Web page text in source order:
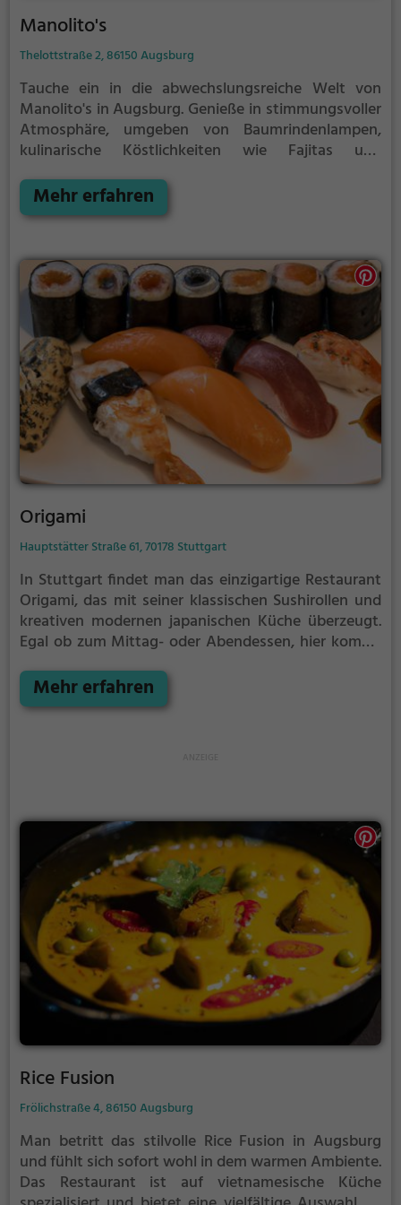
Manolito's
Thelottstraße 2, 86150 Augsburg
Tauche ein in die abwechslungsreiche Welt von
Manolito's in Augsburg. Genieße in stimmungsvoller
Atmosphäre, umgeben von Baumrindenlampen,
kulinarische Köstlichkeiten wie Fajitas und
regionale Spezialitäten und erfrischende Cocktails
serviert. Hier findest du eine breite Palette von
mexikanischen, lateinamerikanischen, tex-mex und
amerikanischen Gerichten. Lass dich von den
freundlichen Mitarbeitern verwöhnen und erlebe
einen unvergesslichen Abend im Manolito's.
Mehr erfahren
Origami
Hauptstätter Straße 61, 70178 Stuttgart
In Stuttgart findet man das einzigartige Restaurant
Origami, das mit seiner klassischen Sushirollen und
kreativen modernen japanischen Küche überzeugt.
Egal ob zum Mittag- oder Abendessen, hier kommt
asiatisch, vegetarisch oder sogar vietnamesisch
inspiriert – die Vielfalt an Gerichten und die Qualität
definitiv fündig. Das Origami ist die perfekte Adresse
für Liebhaber der japanischen und asiatischen Küche
sowie für alle, die vegetarische Gerichte zu schätzen
wissen.
Mehr erfahren
Rice Fusion
Frölichstraße 4, 86150 Augsburg
Man betritt das stilvolle Rice Fusion in Augsburg
und fühlt sich sofort wohl in dem warmen Ambiente.
Das Restaurant ist auf vietnamesische Küche